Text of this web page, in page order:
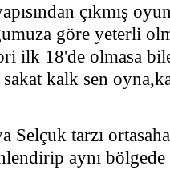
çıkmış
göre yeterli
ilk 18'de olmasa
kalk sen
Selçuk tarzı
aynı